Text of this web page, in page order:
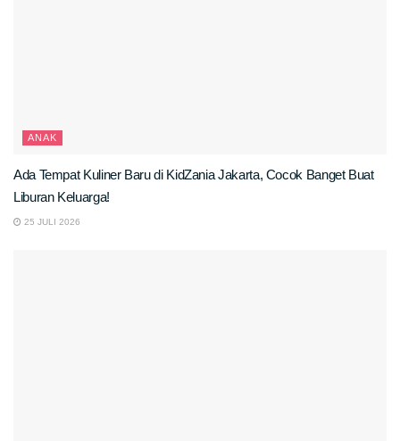
ANAK
Ada Tempat Kuliner Baru di KidZania Jakarta, Cocok Banget Buat
Liburan Keluarga!
25 JULI 2026